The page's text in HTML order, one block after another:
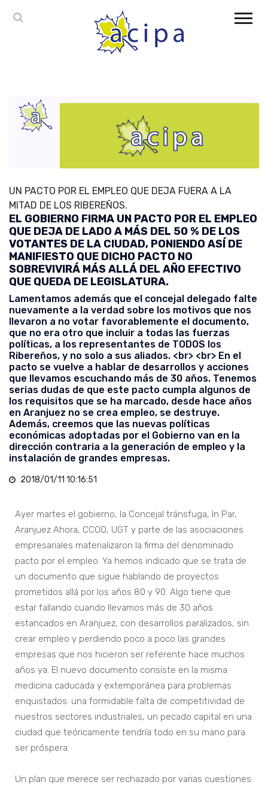
UN PACTO POR EL EMPLEO QUE DEJA FUERA A LA
MITAD DE LOS RIBEREÑOS.
EL GOBIERNO FIRMA UN PACTO POR EL EMPLEO
QUE DEJA DE LADO A MÁS DEL 50 % DE LOS
VOTANTES DE LA CIUDAD, PONIENDO ASÍ DE
MANIFIESTO QUE DICHO PACTO NO
SOBREVIVIRÁ MÁS ALLÁ DEL AÑO EFECTIVO
QUE QUEDA DE LEGISLATURA.
Lamentamos además que el concejal delegado falte
nuevamente a la verdad sobre los motivos que nos
llevaron a no votar favorablemente el documento,
que no era otro que incluir a todas las fuerzas
políticas, a los representantes de TODOS los
Ribereños, y no solo a sus aliados. <br> <br> En el
pacto se vuelve a hablar de desarrollos y acciones
que llevamos escuchando más de 30 años. Tenemos
serias dudas de que este pacto cumpla algunos de
los requisitos que se ha marcado, desde hace años
en Aranjuez no se crea empleo, se destruye.
Además, creemos que las nuevas políticas
económicas adoptadas por el Gobierno van en la
dirección contraria a la generación de empleo y la
instalación de grandes empresas.
2018/01/11 10:16:51
Ayer martes el gobierno, la Concejal tránsfuga, In Par,
Aranjuez Ahora, CCOO, UGT y parte de las asociaciones
empresariales materializaron la firma del denominado
pacto por el empleo. Ya hemos indicado que se trata de
un documento que sigue hablando de proyectos
prometidos allá por los años 80 y 90. Algo tiene que
estar fallando cuando llevamos más de 30 años
estancados en Aranjuez, con desarrollos paralizados, sin
crear empleo y perdiendo poco a poco las grandes
empresas que nos hicieron ser referente hace muchos
años ya. El nuevo documento consiste en la misma
medicina caducada y extemporánea para problemas
enquistados: una formidable falta de competitividad de
nuestros sectores industriales, un pecado capital en una
ciudad que teóricamente tendría todo en su mano para
ser próspera.
Un plan que merece ser rechazado por varias cuestiones: